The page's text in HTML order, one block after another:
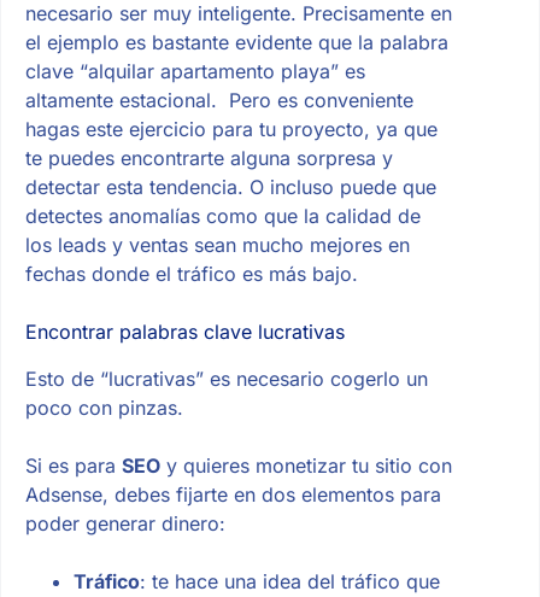
necesario ser muy inteligente. Precisamente en
el ejemplo es bastante evidente que la palabra
clave “alquilar apartamento playa” es
altamente estacional. Pero es conveniente
hagas este ejercicio para tu proyecto, ya que
te puedes encontrarte alguna sorpresa y
detectar esta tendencia. O incluso puede que
detectes anomalías como que la calidad de
los leads y ventas sean mucho mejores en
fechas donde el tráfico es más bajo.
Encontrar palabras clave lucrativas
Esto de “lucrativas” es necesario cogerlo un
poco con pinzas.
Si es para SEOy quieres monetizar tu sitio con
Adsense, debes fijarte en dos elementos para
poder generar dinero:
Tráfico: te hace una idea del tráfico que